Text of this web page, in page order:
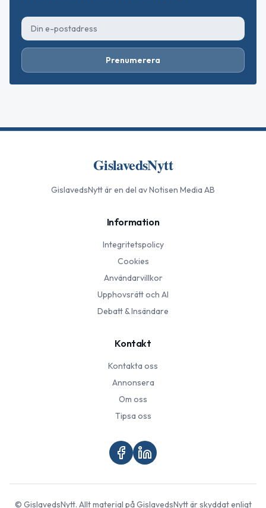
Prenumerera
GislavedsNytt
GislavedsNyttär en del av Notisen Media AB
Information
Integritetspolicy
Cookies
Användarvillkor
Upphovsrätt och AI
Debatt & Insändare
Kontakt
Kontakta oss
Annonsera
Om oss
Tipsa oss
© GislavedsNytt. Allt material påGislavedsNyttär skyddat enligt